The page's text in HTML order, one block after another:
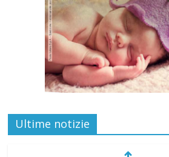
Ultime notizie